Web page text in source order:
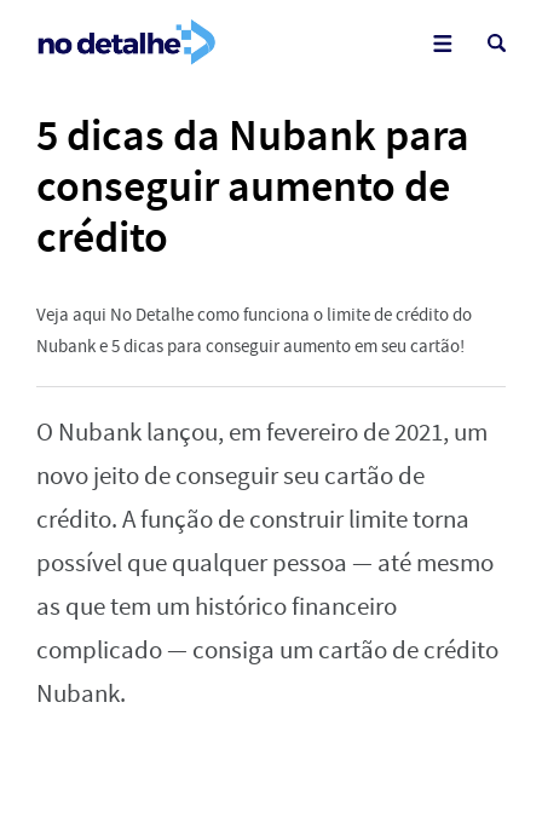
5 dicas da Nubank para
conseguir aumento de
crédito
Veja aqui No Detalhe como funciona o limite de crédito do
Nubank e 5 dicas para conseguir aumento em seu cartão!
O Nubank lançou, em fevereiro de 2021, um
novo jeito de conseguir seu cartão de
crédito. A função de construir limite torna
possível que qualquer pessoa — até mesmo
as que tem um histórico financeiro
complicado — consiga um cartão de crédito
Nubank.